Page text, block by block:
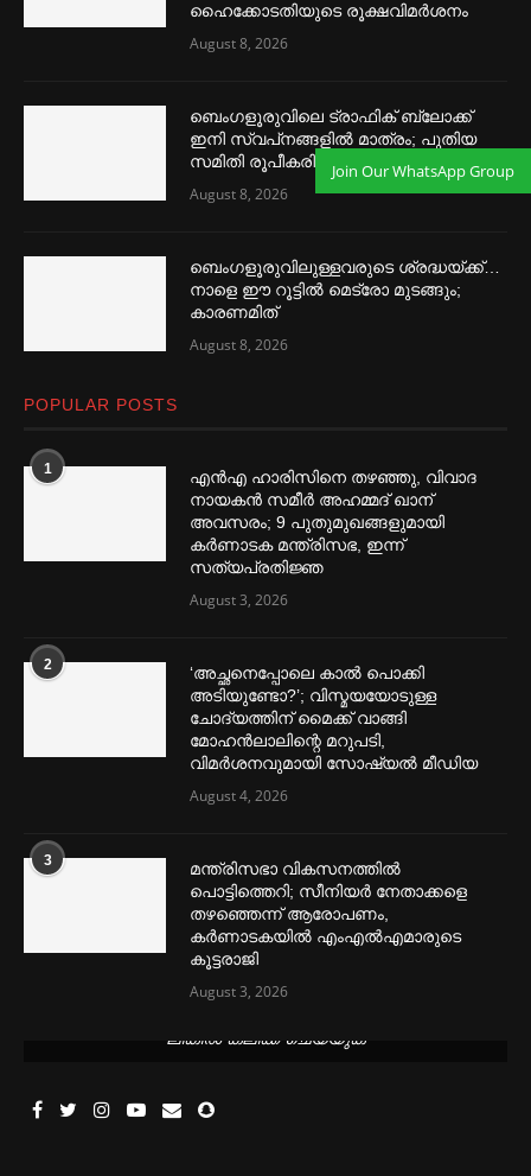
ഹൈക്കോടതിയുടെ രൂക്ഷവിമര്‍ശനം
August 8, 2026
ബെംഗളൂരുവിലെ ട്രാഫിക് ബ്ലോക്ക്
ഇനി സ്വപ്‌നങ്ങളില്‍ മാത്രം; പുതിയ
സമിതി രൂപീകരിച്ചു, എല്ലാം മാറും!
August 8, 2026
ബെംഗളൂരുവിലുള്ളവരുടെ ശ്രദ്ധയ്ക്ക്…
നാളെ ഈ റൂട്ടില്‍ മെട്രോ മുടങ്ങും;
കാരണമിത്
August 8, 2026
POPULAR POSTS
1
എൻഎ ഹാരിസിനെ തഴ‌‍ഞ്ഞു, വിവാദ
നായകൻ സമീര്‍ അഹമ്മദ് ഖാന്
അവസരം; 9 പുതുമുഖങ്ങളുമായി
കര്‍ണാടക മന്ത്രിസഭ, ഇന്ന്
സത്യപ്രതിജ്ഞ
August 3, 2026
2
‘അച്ഛനെപ്പോലെ കാല്‍ പൊക്കി
അടിയുണ്ടോ?’; വിസ്മയയോടുള്ള
ചോദ്യത്തിന് മൈക്ക് വാങ്ങി
മോഹൻലാലിന്റെ മറുപടി,
വിമര്‍ശനവുമായി സോഷ്യല്‍ മീഡിയ
August 4, 2026
3
മന്ത്രിസഭാ വികസനത്തിൽ
പൊട്ടിത്തെറി; സീനിയർ നേതാക്കളെ
തഴഞ്ഞെന്ന് ആരോപണം,
കർണാടകയിൽ എംഎൽഎമാരുടെ
കൂട്ടരാജി
August 3, 2026
ലിങ്കിൽ ക്ലിക്ക് ചെയ്യുക
Join Our WhatsApp Group